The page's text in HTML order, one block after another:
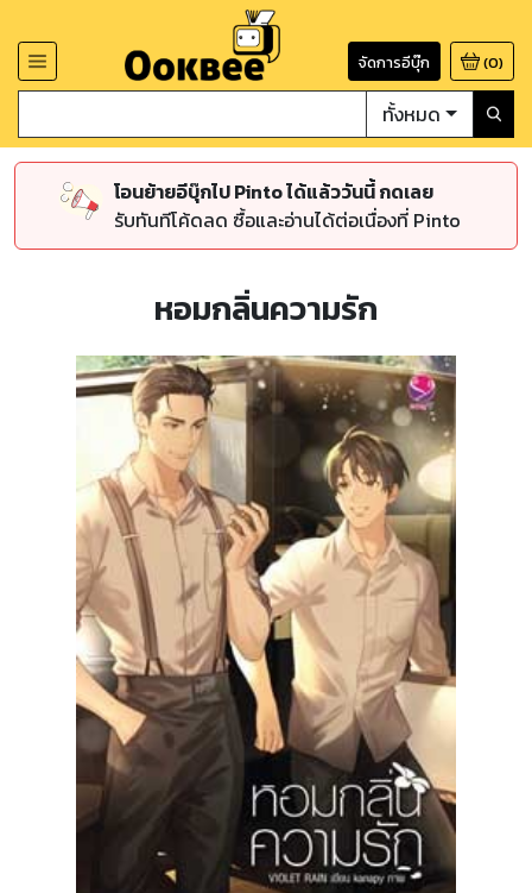
จัดการอีบุ๊ก (0)
ทั้งหมด
โอนย้ายอีบุ๊กไป Pinto ได้แล้ววันนี้ กดเลย
รับทันทีโค้ดลด ซื้อและอ่านได้ต่อเนื่องที่ Pinto
หอมกลิ่นความรัก